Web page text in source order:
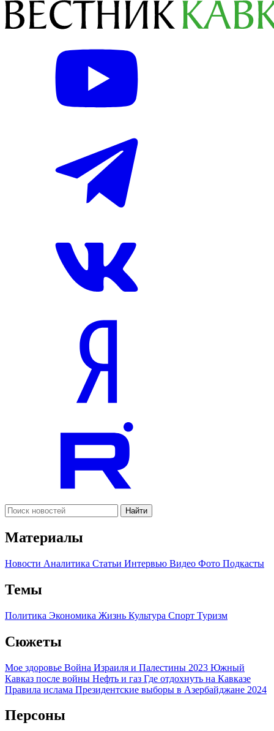
Найти
Материалы
Новости Аналитика Статьи Интервью Видео Фото Подкасты
Темы
Политика Экономика Жизнь Культура Спорт Туризм
Сюжеты
Мое здоровье Война Израиля и Палестины 2023 Южный
Кавказ после войны Нефть и газ Где отдохнуть на Кавказе
Правила ислама Президентские выборы в Азербайджане 2024
Персоны